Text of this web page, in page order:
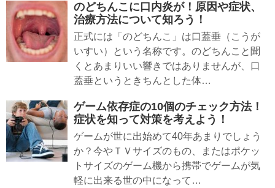
のどちんこに口内炎が！原因や症状、
治療方法について知ろう！
正式には「のどちんこ」は口蓋垂（こうが
いすい）という名称です。のどちんこと聞
くとあまりいい響きではありませんが、口
蓋垂というときちんとした体…
ゲーム依存症の10個のチェック方法！
症状を知って対策を考えよう！
ゲームが世に出始めて40年あまりでしょう
か？今やＴＶサイズのもの、またはポケッ
トサイズのゲーム機から携帯でゲームが気
軽に出来る世の中になって…